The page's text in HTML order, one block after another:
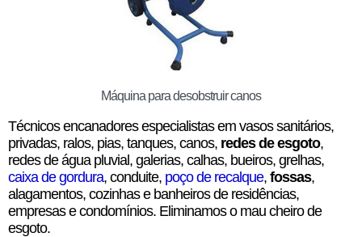
Máquina para desobstruir canos
Técnicos encanadores especialistas em vasos sanitários,
privadas, ralos, pias, tanques, canos, redes de esgoto,
redes de água pluvial, galerias, calhas, bueiros, grelhas,
caixa de gordura, conduite, poço de recalque, fossas,
alagamentos, cozinhas e banheiros de residências,
empresas e condomínios. Eliminamos o mau cheiro de
esgoto.